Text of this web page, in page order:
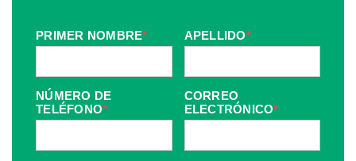
PRIMER NOMBRE* APELLIDO*
NÚMERO DE
TELÉFONO*
CORREO
ELECTRÓNICO*